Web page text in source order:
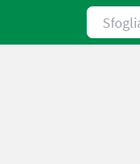
Sfoglia